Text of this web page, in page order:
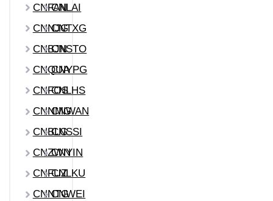
CNFANCNLAI
CNNJGCNTXG
CNBJNCNSTO
CNQUACNYPG
CNFOSCNLHS
CNNMG
CNWAN
CNBLG
CNSSI
CNZWN
CNYIN
CNFUZCNLKU
CNNTG
CNWEI